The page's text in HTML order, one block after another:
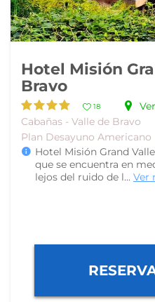
Hotel Misión
Bravo
18
Cabañas - Valle de Bravo
Plan Desayuno Americano
Hotel Misión Grand
que se encuentra en
lejos del ruido de l... Ver